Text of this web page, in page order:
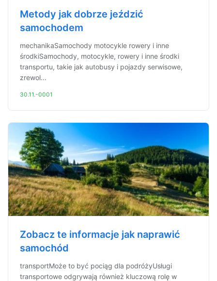
Metody jak dobrze jeździć
samochodem
mechanikaSamochody motocykle rowery i inne
środkiSamochody, motocykle, rowery i inne środki
transportu, takie jak autobusy i pojazdy serwisowe,
zrewol...
30.11.-0001
Zobacz te informacje jak naprawić
samochód
transportMoże to być pociąg dla podróżyUsługi
transportowe odgrywają również kluczową rolę w